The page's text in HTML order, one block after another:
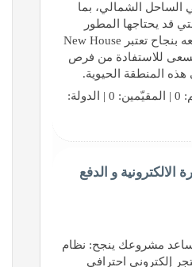
الساحل الشمالي، بما
قد يحتاجها المطور
العقاري لتنفيذ مشاريعه بنجاح تعتبر New House
للاستفادة من فرص
هذه المنطقة الحيوية.
الالكترونية و الدفع
مشروعك ينجح: نظام
إلكتروني احترافي